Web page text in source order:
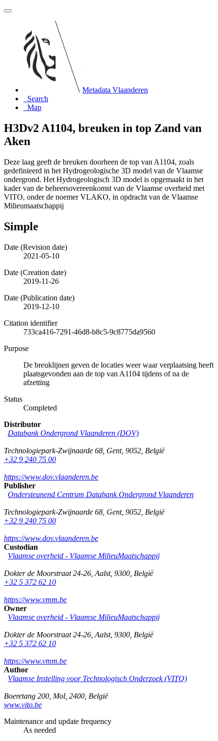
Metadata Vlaanderen
Search
Map
H3Dv2 A1104, breuken in top Zand van
Aken
Deze laag geeft de breuken doorheen de top van A1104, zoals
gedefinieerd in het Hydrogeologische 3D model van de Vlaamse
ondergrond. Het Hydrogeologisch 3D model is opgemaakt in het
kader van de beheersovereenkomst van de Vlaamse overheid met
VITO, onder de noemer VLAKO, in opdracht van de Vlaamse
Milieumaatschappij
Simple
Date (Revision date)
2021-05-10
Date (Creation date)
2019-11-26
Date (Publication date)
2019-12-10
Citation identifier
733ca416-7291-46d8-b8c5-9c8775da9560
Purpose
De breuklijnen geven de locaties weer waar verplaatsing heeft
plaatsgevonden aan de top van A1104 tijdens of na de
afzetting
Status
Completed
Distributor
Databank Ondergrond Vlaanderen (DOV)
Technologiepark-Zwijnaarde 68 Gent, 9052 België
+32 9 240 75 00
https://www.dov.vlaanderen.be
Publisher
Ondersteunend Centrum Databank Ondergrond Vlaanderen
Technologiepark-Zwijnaarde 68 Gent, 9052 België
+32 9 240 75 00
https://www.dov.vlaanderen.be
Custodian
Vlaamse overheid - Vlaamse MilieuMaatschappij
Dokter de Moorstraat 24-26 Aalst, 9300 België
+32 5 372 62 10
https://www.vmm.be
Owner
Vlaamse overheid - Vlaamse MilieuMaatschappij
Dokter de Moorstraat 24-26 Aalst, 9300 België
+32 5 372 62 10
https://www.vmm.be
Author
Vlaamse Instelling voor Technologisch Onderzoek (VITO)
Boeretang 200 Mol 2400 België
www.vito.be
Maintenance and update frequency
As needed